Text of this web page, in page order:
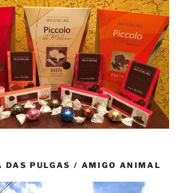
DAS PULGAS / AMIGO ANIMAL